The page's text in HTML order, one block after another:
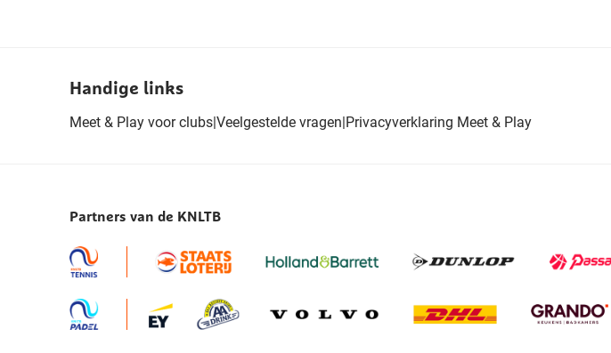
Handige links
Meet & Play voor clubs Veelgestelde vragen Privacyverklaring Meet & Play
Partners van de KNLTB